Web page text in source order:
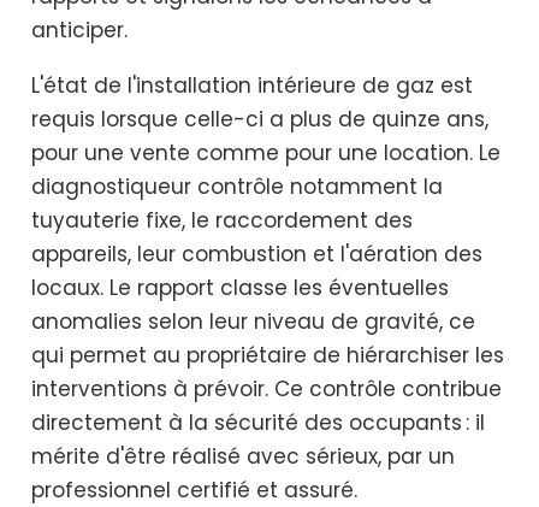
anticiper.
L'état de l'installation intérieure de gaz est
requis lorsque celle-ci a plus de quinze ans,
pour une vente comme pour une location. Le
diagnostiqueur contrôle notamment la
tuyauterie fixe, le raccordement des
appareils, leur combustion et l'aération des
locaux. Le rapport classe les éventuelles
anomalies selon leur niveau de gravité, ce
qui permet au propriétaire de hiérarchiser les
interventions à prévoir. Ce contrôle contribue
directement à la sécurité des occupants : il
mérite d'être réalisé avec sérieux, par un
professionnel certifié et assuré.